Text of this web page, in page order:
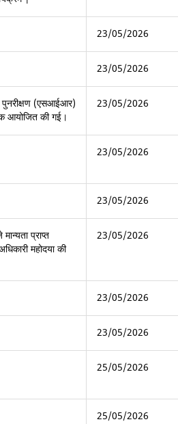
23/05/2026
23/05/2026
पुनरीक्षण (एसआईआर)
आयोजित की गई।
23/05/2026
23/05/2026
23/05/2026
प्राप्त
महोदया की
23/05/2026
23/05/2026
23/05/2026
25/05/2026
25/05/2026